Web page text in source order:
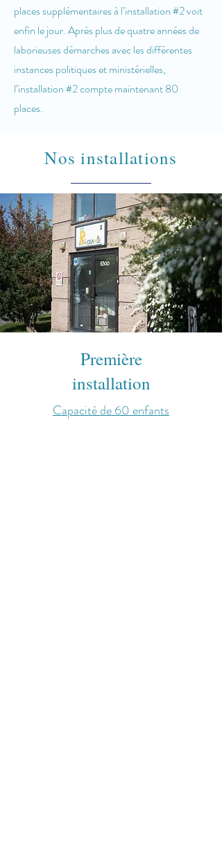
places supplémentaires à l’installation #2 voit
enfin le jour. Après plus de quatre années de
laborieuses démarches avec les différentes
instances politiques et ministérielles,
l’installation #2 compte maintenant 80
places.
Nos installations
Première
installation
Capacité de 60 enfants